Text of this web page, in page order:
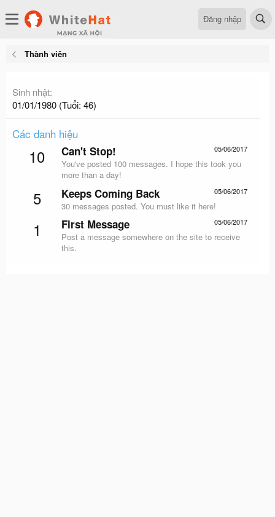
Đăng nhập
Thành viên
Sinh nhật
01/01/1980 (Tuổi: 46)
Các danh hiệu
10 05/06/2017
Can't Stop!
You've posted 100 messages. I hope this took you
more than a day!
5 05/06/2017
Keeps Coming Back
30 messages posted. You must like it here!
1 05/06/2017
First Message
Post a message somewhere on the site to receive
this.